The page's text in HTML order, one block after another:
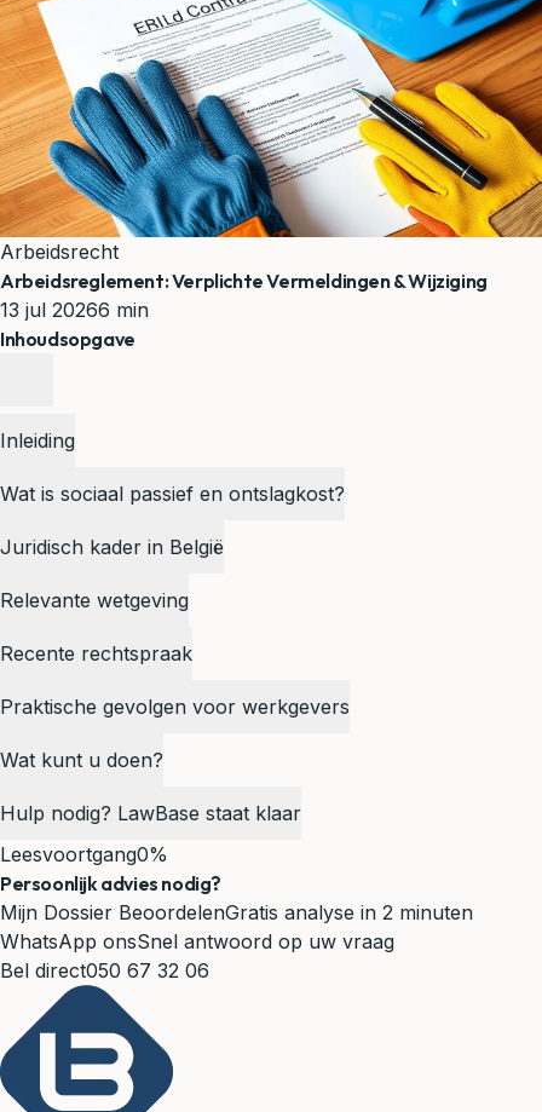
Arbeidsrecht
Arbeidsreglement: Verplichte Vermeldingen & Wijziging
13 jul 20266 min
Inhoudsopgave
Inleiding
Wat is sociaal passief en ontslagkost?
Juridisch kader in België
Relevante wetgeving
Recente rechtspraak
Praktische gevolgen voor werkgevers
Wat kunt u doen?
Hulp nodig? LawBase staat klaar
Leesvoortgang0%
Persoonlijk advies nodig?
Mijn Dossier BeoordelenGratis analyse in 2 minuten
WhatsApp onsSnel antwoord op uw vraag
Bel direct050 67 32 06